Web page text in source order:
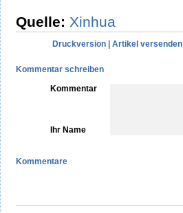
Quelle: Xinhua
Druckversion Artikel versenden
Kommentar schreiben
Kommentar
Ihr Name
Kommentare